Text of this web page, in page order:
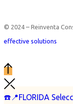
☎️📍FLORIDA
© 2024 – Reinventa
effective solutions